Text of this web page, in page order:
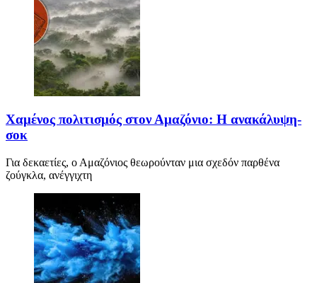
Χαμένος πολιτισμός στον Αμαζόνιο: Η ανακάλυψη-
σοκ
Για δεκαετίες, ο Αμαζόνιος θεωρούνταν μια σχεδόν παρθένα
ζούγκλα, ανέγγιχτη